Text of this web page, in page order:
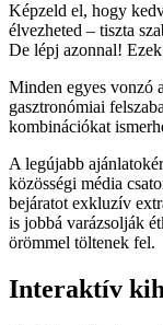
Képzeld el, hogy
élvezheted – tiszta
De lépj azonnal!
Minden egyes vonzó
gasztronómiai
kombinációkat
A legújabb
közösségi média
bejáratot exkluzív
is jobbá varázsolják
örömmel töltenek fel.
Interaktív